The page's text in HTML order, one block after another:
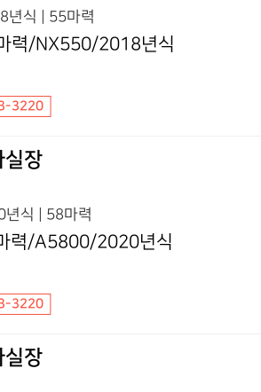
년식 | 55마력
력/NX550/2018년식
3220
장
식 | 58마력
력/A5800/2020년식
3220
장